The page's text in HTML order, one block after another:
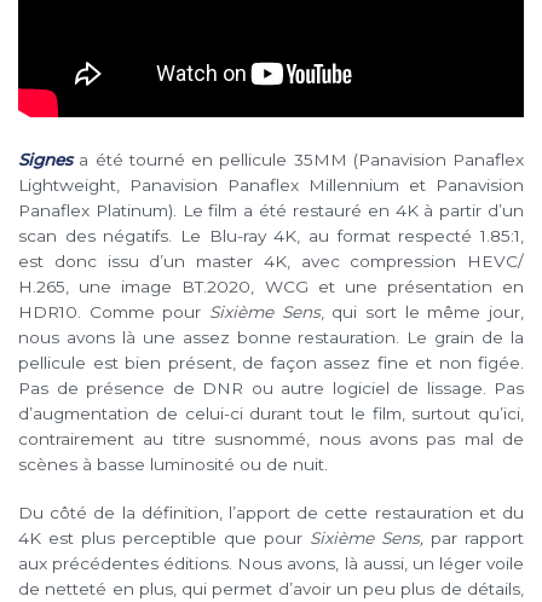
Signesa été tourné en pellicule 35MM (Panavision Panaflex
Lightweight, Panavision Panaflex Millennium et Panavision
Panaflex Platinum). Le film a été restauré en 4K à partir d’un
scan des négatifs. Le Blu-ray 4K, au format respecté 1.85:1,
est donc issu d’un master 4K, avec compression HEVC/
H.265, une image BT.2020, WCG et une présentation en
HDR10. Comme pour Sixième Sens, qui sort le même jour,
nous avons là une assez bonne restauration. Le grain de la
pellicule est bien présent, de façon assez fine et non figée.
Pas de présence de DNR ou autre logiciel de lissage. Pas
d’augmentation de celui-ci durant tout le film, surtout qu’ici,
contrairement au titre susnommé, nous avons pas mal de
scènes à basse luminosité ou de nuit.
Du côté de la définition, l’apport de cette restauration et du
4K est plus perceptible que pour Sixième Sens, par rapport
aux précédentes éditions. Nous avons, là aussi, un léger voile
de netteté en plus, qui permet d’avoir un peu plus de détails,